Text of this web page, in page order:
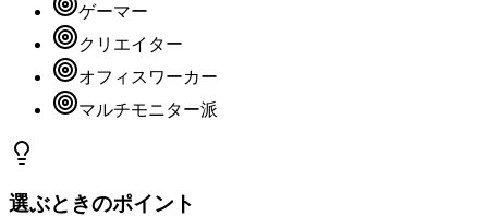
ゲーマー
クリエイター
オフィスワーカー
マルチモニター派
選ぶときのポイント